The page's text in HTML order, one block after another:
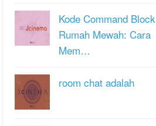
Kode Command Block
Rumah Mewah: Cara
Mem…
room chat adalah